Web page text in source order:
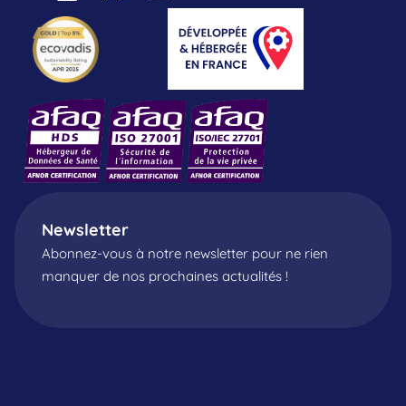
Newsletter
Abonnez-vous à notre newsletter pour ne rien
manquer de nos prochaines actualités !